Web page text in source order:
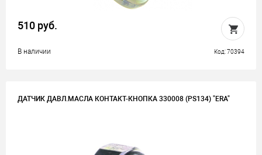
510 руб.
В наличии Код: 70394
ДАТЧИК ДАВЛ.МАСЛА КОНТАКТ-КНОПКА 330008 (PS134) "ERA"